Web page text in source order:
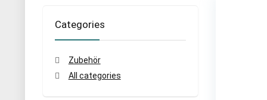
Categories
Zubehör
All categories